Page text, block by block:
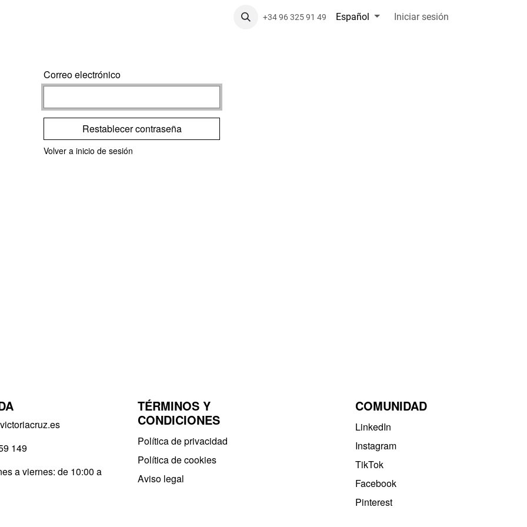
+34 96 325 91 49 Español Iniciar sesión
Correo electrónico
Restablecer contraseña
Volver a inicio de sesión
TÉRMINOS Y
CONDICIONES
Política de privacidad​
Política de cookies
Aviso legal
149
a viernes: de 10:00 a
COMUNIDAD
LinkedIn
Instagram
TikTok
Facebook
Pinterest